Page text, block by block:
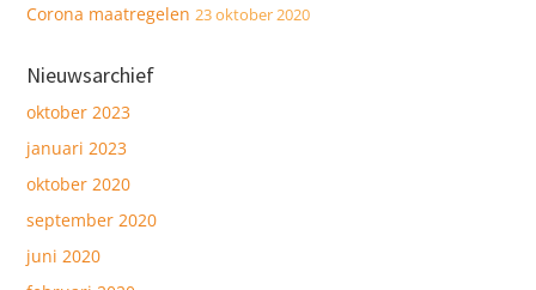
Corona maatregelen 23 oktober 2020
Nieuwsarchief
oktober 2023
januari 2023
oktober 2020
september 2020
juni 2020